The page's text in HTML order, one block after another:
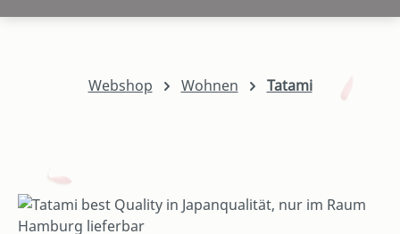
Webshop Wohnen Tatami
Bildergalerie überspringen